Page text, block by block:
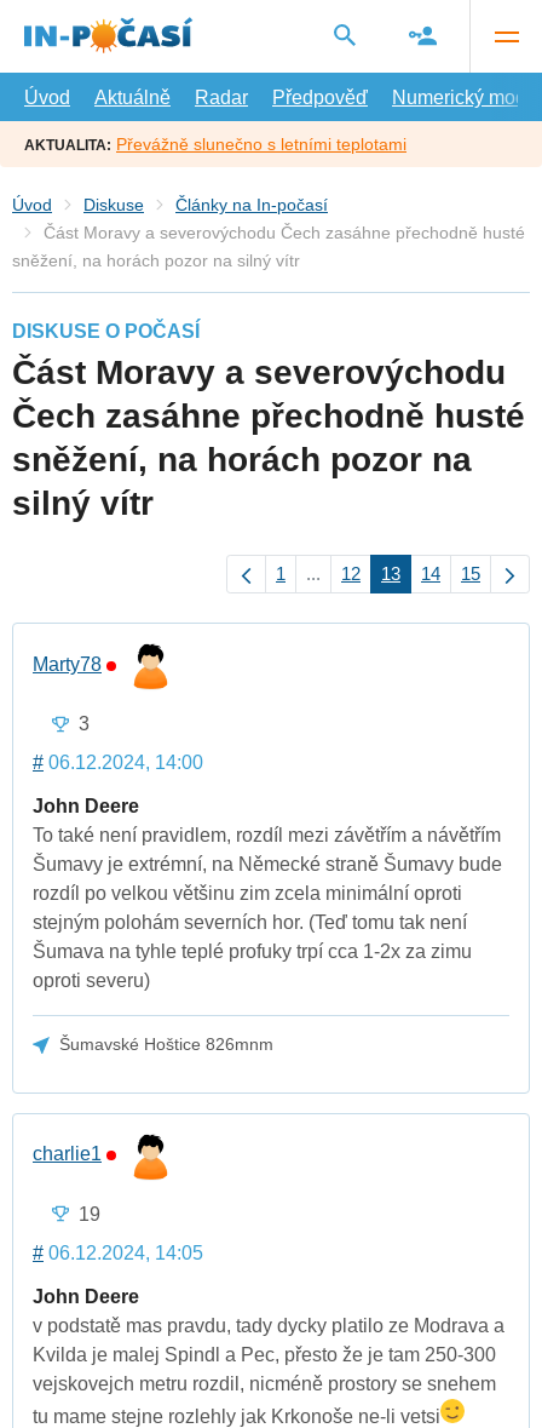
hlavní
Úvod
Aktuálně Radar Předpověď Numerický model
AKTUALITA: Převážně slunečno s letními teplotami
Úvod Diskuse
Články na In-počasí
Část Moravy a severovýchodu Čech zasáhne přechodně husté
sněžení, na horách pozor na silný vítr
DISKUSE O POČASÍ
Část Moravy a severovýchodu
Čech zasáhne přechodně husté
sněžení, na horách pozor na
silný vítr
1 ... 12 13 14 15
Marty78
3
# 06.12.2024, 14:00
John Deere
To také není pravidlem, rozdíl mezi závětřím a návětřím
Šumavy je extrémní, na Německé straně Šumavy bude
rozdíl po velkou většinu zim zcela minimální oproti
stejným polohám severních hor. (Teď tomu tak není
Šumava na tyhle teplé profuky trpí cca 1-2x za zimu
oproti severu)
Šumavské Hoštice 826mnm
charlie1
19
# 06.12.2024, 14:05
John Deere
v podstatě mas pravdu, tady dycky platilo ze Modrava a
Kvilda je malej Spindl a Pec, přesto že je tam 250-300
vejskovejch metru rozdil, nicméně prostory se snehem
tu mame stejne rozlehly jak Krkonoše ne-li vetsi